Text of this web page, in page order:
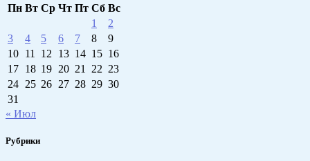
Пн Вт Ср Чт Пт Сб Вс
1
2
3
4 5 6 7 8
9
10 11 12 13 14 15 16
17 18 19 20 21 22 23
24 25 26 27 28 29 30
31
« Июл
Рубрики